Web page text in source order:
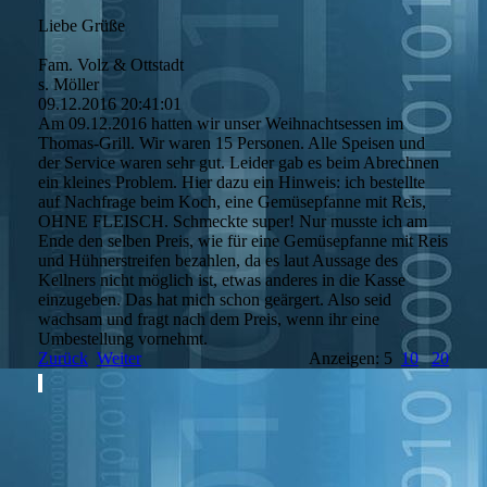
Liebe Grüße
Fam. Volz & Ottstadt
s. Möller
09.12.2016 20:41:01
Am 09.12.2016 hatten wir unser Weihnachtsessen im
Thomas-Grill. Wir waren 15 Personen. Alle Speisen und
der Service waren sehr gut. Leider gab es beim Abrechnen
ein kleines Problem. Hier dazu ein Hinweis: ich bestellte
auf Nachfrage beim Koch, eine Gemüsepfanne mit Reis,
OHNE FLEISCH. Schmeckte super! Nur musste ich am
Ende den selben Preis, wie für eine Gemüsepfanne mit Reis
und Hühnerstreifen bezahlen, da es laut Aussage des
Kellners nicht möglich ist, etwas anderes in die Kasse
einzugeben. Das hat mich schon geärgert. Also seid
wachsam und fragt nach dem Preis, wenn ihr eine
Umbestellung vornehmt.
Zurück Weiter Anzeigen: 5 10 20